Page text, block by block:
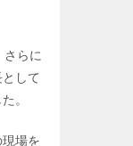
さらに
して
。
現場を